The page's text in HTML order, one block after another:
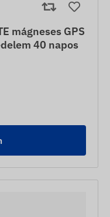
mágneses GPS
40 napos